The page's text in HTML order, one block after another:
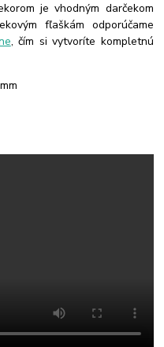
je vhodným darčekom
fľaškám odporúčame
, čím si vytvoríte kompletnú